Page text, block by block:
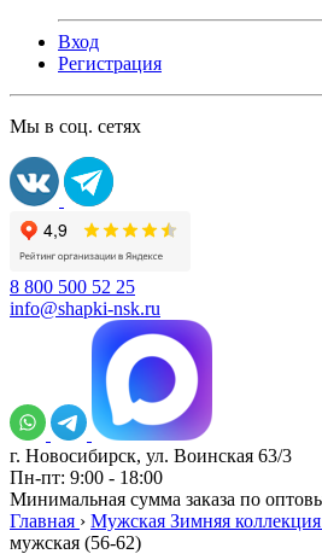
Вход
Регистрация
Мы в соц. сетях
8 800 500 52 25
info@shapki-nsk.ru
г. Новосибирск, ул. Воинская 63/3
Пн-пт: 9:00 - 18:00
Минимальная сумма заказа по
Главная › Мужская Зимняя коллекция
мужская (56-62)